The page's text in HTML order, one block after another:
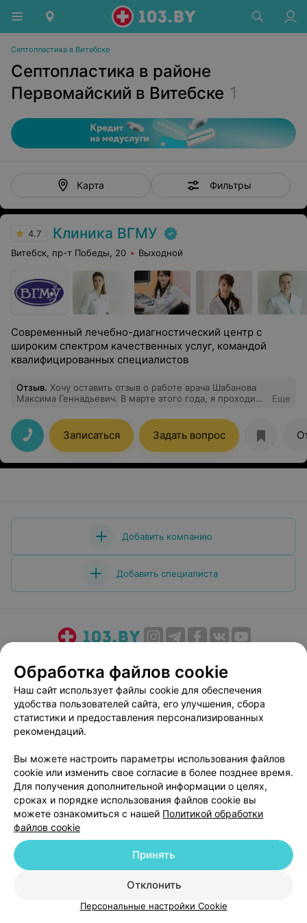
Септопластика в Витебске
Септопластика в районе
Первомайский в Витебске 1
Карта Фильтры
4.7 Клиника ВГМУ
Витебск, пр-т Победы, 20 Выходной
Современный лечебно-диагностический центр с
широким спектром качественных услуг, командой
квалифицированных специалистов
Отзыв. Хочу оставить отзыв о работе врача Шабанова
Максима Геннадьевич. В марте этого года, я проходила
высокий профессионализм доктора, безупречное
знание анатомии и пластической хирургии. Результат
полностью соответствует оговоренным ожиданиям:
форма симметричная, рубцы низкие и эстетичные.
Врач курировал меня на всех этапах реабилитации, что
Еще
Записаться Задать вопрос
Добавить компанию
Добавить специалиста
Медицинский маркетинг
Публичный договор
Пользовательское соглашение
Способы оплаты
Вакансии
Партнеры
Написать руководителю 103.by
Персональные настройки cookie
Обработка персональных данных
© 2026 ООО «Артокс Лаб», УНП 191700409| 220012, Республика Беларусь,
г. Минск, улица Толбухина, 2, пом. 16 | help@103.by
Обработка файлов cookie
Наш сайт использует файлы cookie для обеспечения
удобства пользователей сайта, его улучшения, сбора
статистики и предоставления персонализированных
рекомендаций.
Вы можете настроить параметры использования файлов
cookie или изменить свое согласие в более позднее время.
Для получения дополнительной информации о целях,
сроках и порядке использования файлов cookie вы
можете ознакомиться с нашей Политикой обработки
файлов cookie
Отклонить
Принять
Персональные настройки Cookie